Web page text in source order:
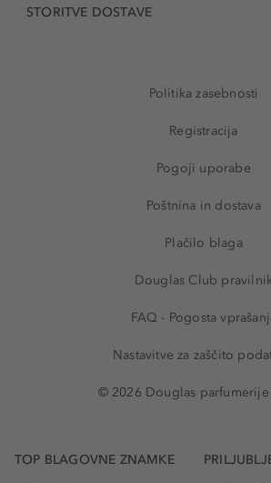
STORITVE DOSTAVE
Politika zasebnosti
Registracija
Pogoji uporabe
Poštnina in dostava
Plačilo blaga
Douglas Club
FAQ - Pogosta
Nastavitve za zaščito
© 2026 Douglas
TOP BLAGOVNE ZNAMKE